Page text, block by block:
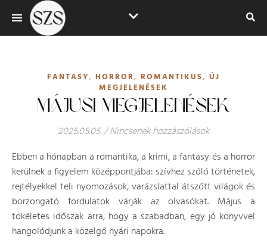
FANTASY, HORROR, ROMANTIKUS, ÚJ
MEGJELENÉSEK
MÁJUSI MEGJELENÉSEK
2025.05.05./Nincsenek hozzászólások
Ebben a hónapban a romantika, a krimi, a fantasy és a horror
kerülnek a figyelem középpontjába: szívhez szóló történetek,
rejtélyekkel teli nyomozások, varázslattal átszőtt világok és
borzongató fordulatok várják az olvasókat. Május a
tökéletes időszak arra, hogy a szabadban, egy jó könyvvel
hangolódjunk a közelgő nyári napokra.